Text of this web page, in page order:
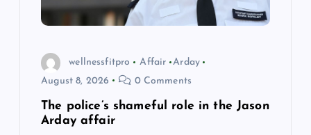
wellnessfitpro Affair
Arday
August 8, 2026
0 Comments
The police’s shameful role in the Jason
Arday affair